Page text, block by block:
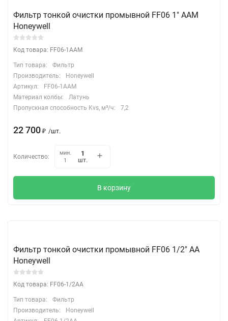
Фильтр тонкой очистки промывной FF06 1" ААМ
Honeywell
Код товара: FF06-1AAM
Тип товара:
Фильтр
Производитель:
Honeywell
Артикул:
FF06-1AAM
Материал колбы:
Латунь
Пропускная способность Kvs, м³/ч:
7,2
22 700 ₽ /шт.
Количество:
мин.
1
шт.
В корзину
Фильтр тонкой очистки промывной FF06 1/2" АА
Honeywell
Код товара: FF06-1/2AA
Тип товара:
Фильтр
Производитель:
Honeywell